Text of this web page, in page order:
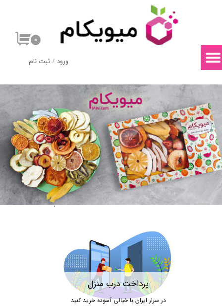
ورود / ثبت نام
حساب کاربری من
تغییر گذر واژه
سفارشات
خروج از حساب کاربری
۰
پرداخت درب منزل
در سرار ایران با خیالی آسوده خرید کنید